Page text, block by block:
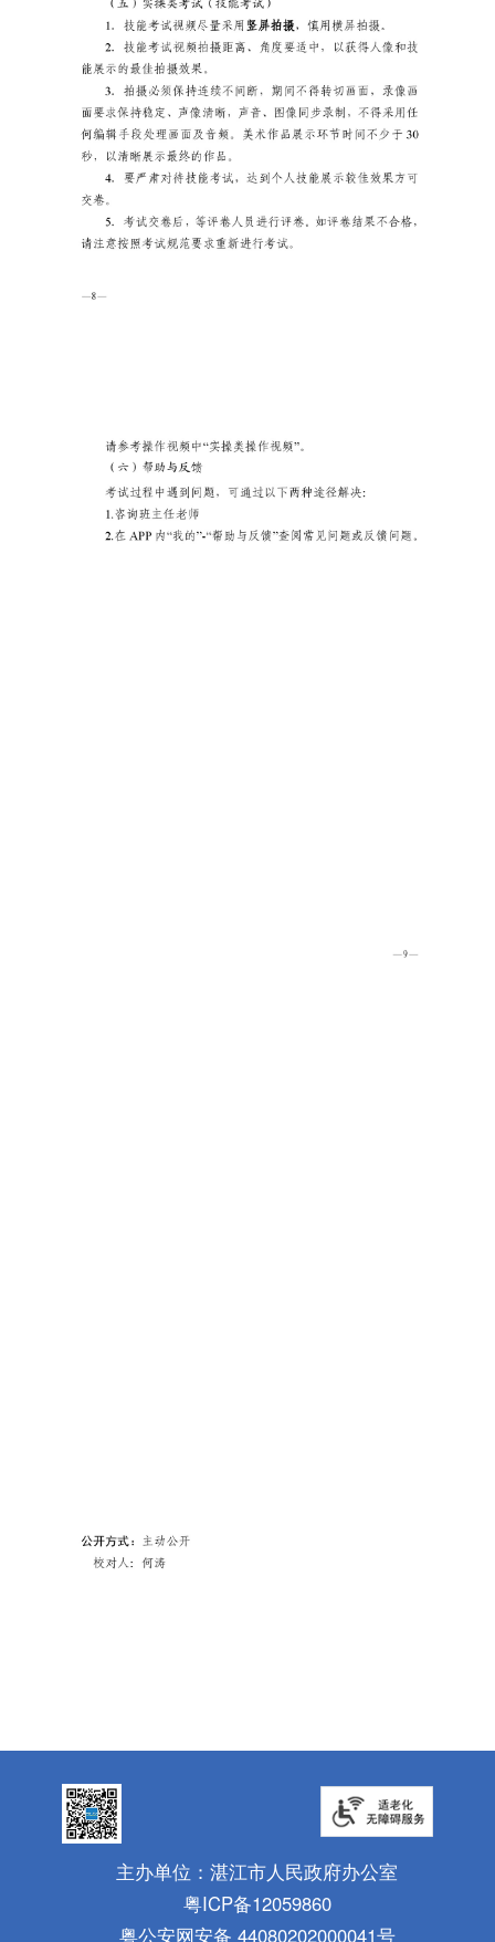
主办单位：湛江市人民政府办公室
粤ICP备12059860
粤公安网安备 44080202000041号